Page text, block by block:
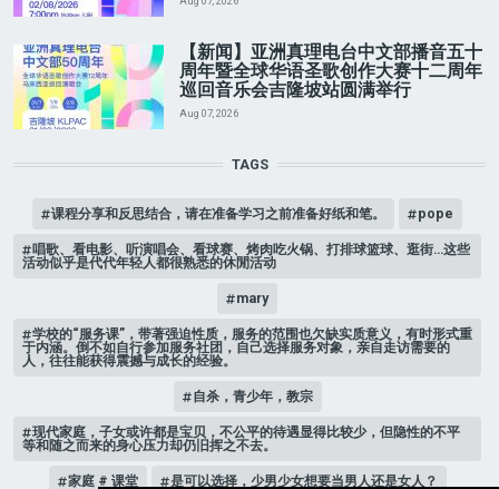
【新闻】亚洲真理电台中文部播音五十
周年暨全球华语圣歌创作大赛十二周年
巡回音乐会吉隆坡站圆满举行
Aug 07, 2026
TAGS
课程分享和反思结合，请在准备学习之前准备好纸和笔。 pope
唱歌、看电影、听演唱会、看球赛、烤肉吃火锅、打排球篮球、逛街…这些
活动似乎是代代年轻人都很熟悉的休閒活动
mary
学校的“服务课”，带著强迫性质，服务的范围也欠缺实质意义，有时形式重
于内涵。倒不如自行参加服务社团，自己选择服务对象，亲自走访需要的
人，往往能获得震撼与成长的经验。
自杀，青少年，教宗
现代家庭，子女或许都是宝贝，不公平的待遇显得比较少，但隐性的不平
等和随之而来的身心压力却仍旧挥之不去。
家庭 # 课堂 是可以选择，少男少女想要当男人还是女人？